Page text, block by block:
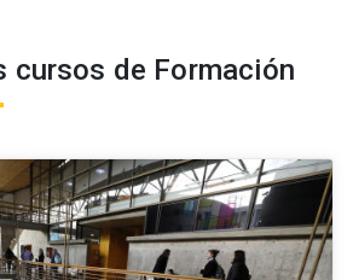
cursos de Formación